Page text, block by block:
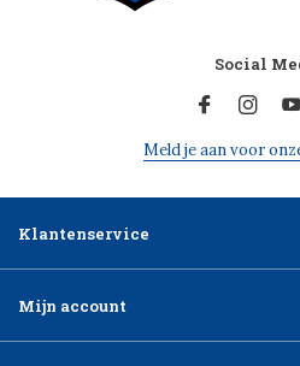
Social
Meld je aan voor
Klantenservice
Mijn account